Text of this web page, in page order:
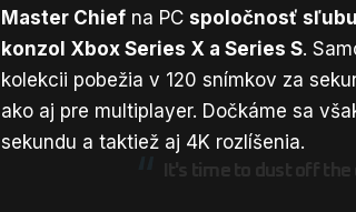
Master Chief na PCspoločnosť
konzol Xbox Series X a Series S.
kolekcii pobežia v 120 snímkov za
ako aj pre multiplayer. Dočkáme sa
sekundu a taktiež aj 4K rozlíšenia.